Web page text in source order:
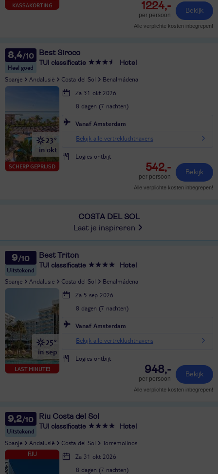
KASSAKORTING 1224,-
per persoon
Bekijk
Alle verplichte kosten inbegrepen!
8,4
Heel goed
Best Siroco
TUI classificatie Hotel
Spanje Andalusië Costa del Sol Benalmádena
SCHERP GEPRIJSD
23°
in okt
Za 31 okt 2026
8 dagen (7 nachten)
Vanaf Amsterdam
Bekijk alle vertrekluchthavens
Logies ontbijt
542,-
per persoon
Bekijk
Alle verplichte kosten inbegrepen!
COSTA DEL SOL
Laat je inspireren
9
Uitstekend
Best Triton
TUI classificatie Hotel
Spanje Andalusië Costa del Sol Benalmádena
LAST MINUTE!
25°
in sep
Za 5 sep 2026
8 dagen (7 nachten)
Vanaf Amsterdam
Bekijk alle vertrekluchthavens
Logies ontbijt
948,-
per persoon
Bekijk
Alle verplichte kosten inbegrepen!
9,2
Uitstekend
Riu Costa del Sol
TUI classificatie Hotel
Spanje Andalusië Costa del Sol Torremolinos
Za 31 okt 2026
8 dagen (7 nachten)